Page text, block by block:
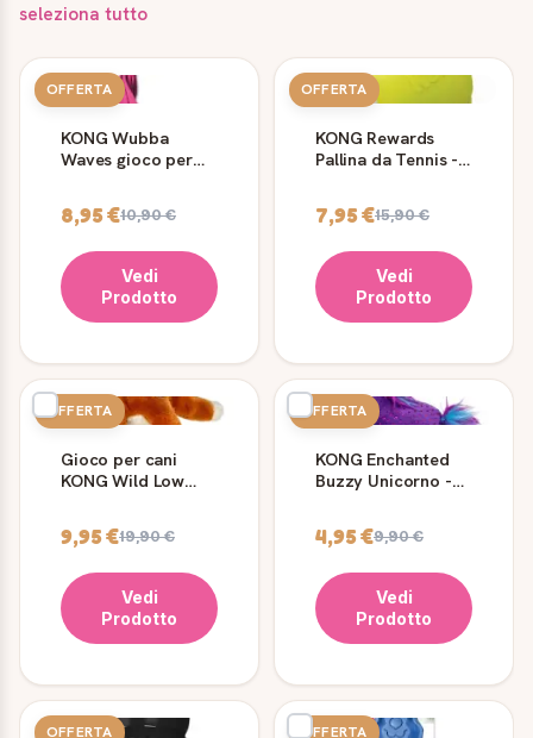
seleziona tutto
OFFERTA
KONG Wubba
Waves gioco per
intrecciata
8,95 €10,90 €
Vedi
Prodotto
OFFERTA
KONG Rewards
Pallina da Tennis -
7,95 €15,90 €
Vedi
Prodotto
OFFERTA
Gioco per cani
KONG Wild Low
9,95 €19,90 €
Vedi
Prodotto
OFFERTA
KONG Enchanted
Buzzy Unicorno -
4,95 €9,90 €
Vedi
Prodotto
OFFERTA OFFERTA